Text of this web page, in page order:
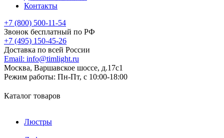
Контакты
+7 (800) 500-11-54
Звонок бесплатный по РФ
+7 (495) 150-45-26
Доставка по всей России
Email: info@timlight.ru
Москва, Варшавское шоссе, д.17c1
Режим работы: Пн-Пт, с 10:00-18:00
Каталог товаров
Люстры